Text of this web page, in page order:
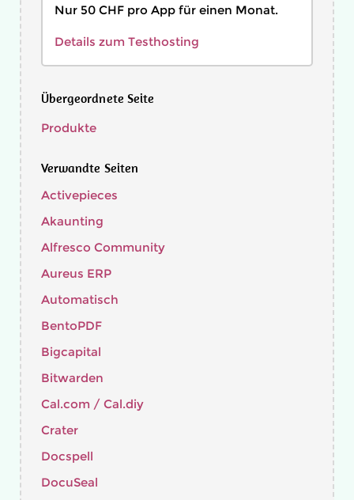
Nur 50 CHF pro App für einen Monat.
Details zum Testhosting
Übergeordnete Seite
Produkte
Verwandte Seiten
Activepieces
Akaunting
Alfresco Community
Aureus ERP
Automatisch
BentoPDF
Bigcapital
Bitwarden
Cal.com / Cal.diy
Crater
Docspell
DocuSeal